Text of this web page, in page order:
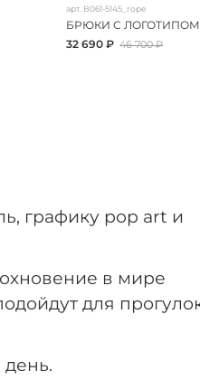
арт. B061-5145_rope
БРЮКИ С ЛОГОТИПОМ
32 690 ₽ 46 700 ₽